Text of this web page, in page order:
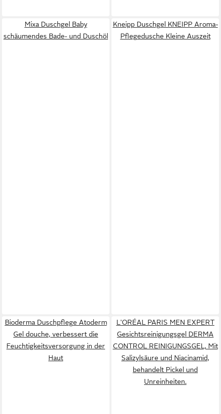
Mixa Duschgel Baby
schäumendes Bade- und Duschöl
Kneipp Duschgel KNEIPP Aroma-
Pflegedusche Kleine Auszeit
Bioderma Duschpflege Atoderm
Gel douche, verbessert die
Feuchtigkeitsversorgung in der
Haut
L'ORÉAL PARIS MEN EXPERT
Gesichtsreinigungsgel DERMA
CONTROL REINIGUNGSGEL, Mit
Salizylsäure und Niacinamid,
behandelt Pickel und
Unreinheiten.